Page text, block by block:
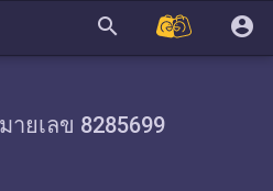
search account_circle
ยเลข 8285699